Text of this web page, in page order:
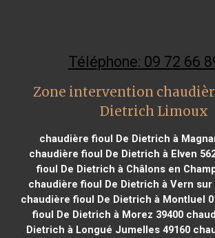
Téléphone: 09 72 66
Zone intervention
Dietrich Limoux
chaudière fioul De Dietrich à
chaudière fioul De Dietrich à Elven
fioul De Dietrich à Châlons en
chaudière fioul De Dietrich à Vern sur
chaudière fioul De Dietrich à Montluel
fioul De Dietrich à Morez 39400
Dietrich à Longué Jumelles 49160